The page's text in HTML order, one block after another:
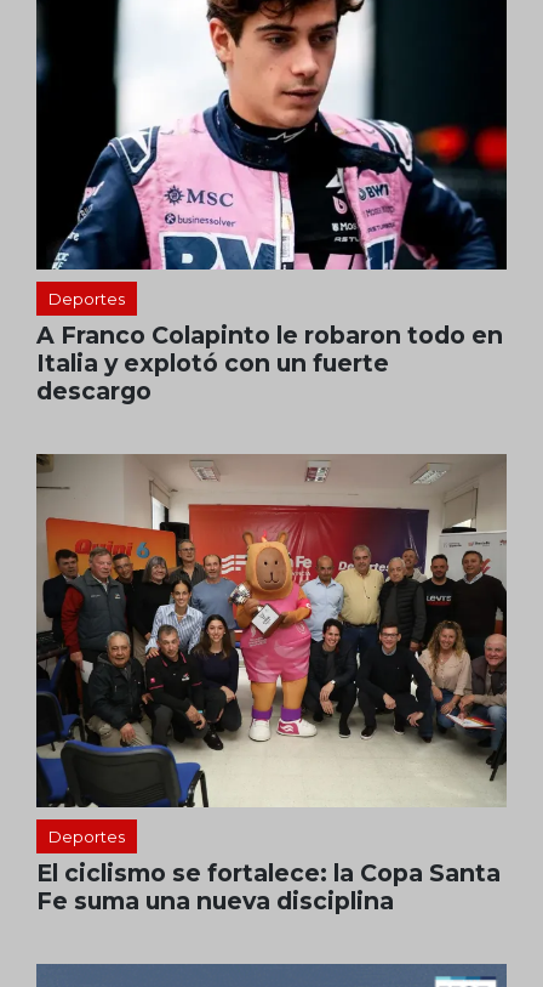
Deportes
A Franco Colapinto le robaron todo en
Italia y explotó con un fuerte
descargo
Deportes
El ciclismo se fortalece: la Copa Santa
Fe suma una nueva disciplina